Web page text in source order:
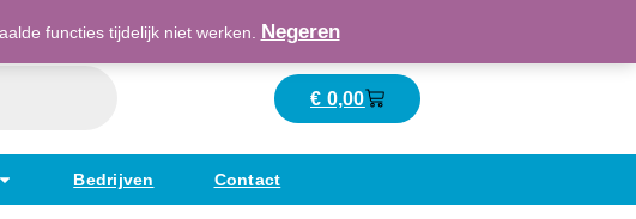
functies tijdelijk niet werken. Negeren
Maatschappelijk verantwoord ondernemend
€ 0,00Winkelwagen
Bedrijven Contact